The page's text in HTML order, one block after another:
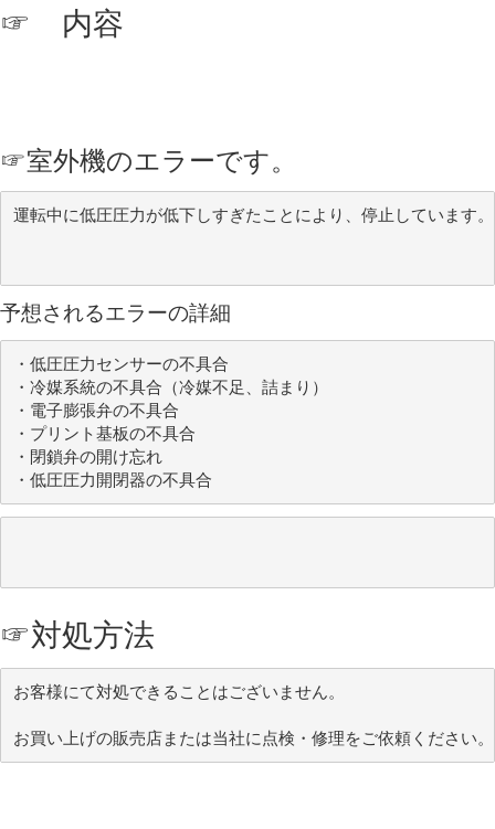
☞ 内容
☞室外機のエラーです。
運転中に低圧圧力が低下しすぎたことにより、停止しています。
予想されるエラーの詳細
・低圧圧力センサーの不具合
・冷媒系統の不具合（冷媒不足、詰まり）
・電子膨張弁の不具合
・プリント基板の不具合
・閉鎖弁の開け忘れ
・低圧圧力開閉器の不具合
☞対処方法
お客様にて対処できることはございません。
お買い上げの販売店または当社に点検・修理をご依頼ください。